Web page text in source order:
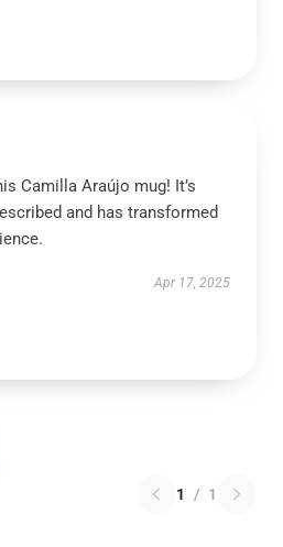
Camilla Araújo mug! It’s
and has transformed
Apr 17, 2025
1 / 1